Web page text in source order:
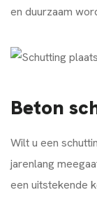
en duurzaam
Beton
Wilt u een
jarenlang
een uitstekende